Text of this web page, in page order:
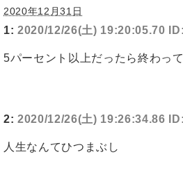
2020年12月31日
1: 2020/12/26(土) 19:20:05.70
5パーセント以上だったら終わっ
2: 2020/12/26(土) 19:26:34.86
人生なんてひつまぶし